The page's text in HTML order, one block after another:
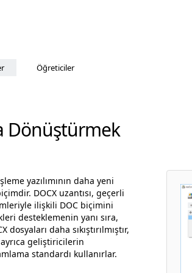
Öğreticiler
Dönüştürmek
yazılımının daha yeni
DOCX uzantısı, geçerli
ilişkili DOC biçimini
desteklemenin yanı sıra,
daha sıkıştırılmıştır,
geliştiricilerin
standardı kullanırlar.